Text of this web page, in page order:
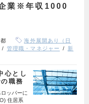
業※年収1000
海外展開あり（日
管理職・マネジャー
新
心とし
職務
ッパーに
住居系